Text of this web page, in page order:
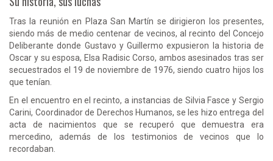
Tras la reunión en Plaza San Martín se dirigieron los presentes,
siendo más de medio centenar de vecinos, al recinto del Concejo
Deliberante donde Gustavo y Guillermo expusieron la historia de
Oscar y su esposa, Elsa Radisic Corso, ambos asesinados tras ser
secuestrados el 19 de noviembre de 1976, siendo cuatro hijos los
que tenían.
En el encuentro en el recinto, a instancias de Silvia Fasce y Sergio
Carini, Coordinador de Derechos Humanos, se les hizo entrega del
acta de nacimientos que se recuperó que demuestra era
mercedino, además de los testimonios de vecinos que lo
recordaban.